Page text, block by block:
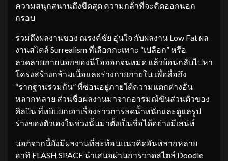
ความสนุกสนานถึงขีดสุด ความกล้าที่จะคิดออกนอก
กรอบ
รวมถึงผลงานของ ณรงค์ชัย อุ่นใจ กับผลงาน Low Fat ผล
งานสไตล์ Surrealism ที่เลือกกะเทาะ “เปลือก” หรือ
ลวดลายภายนอกของนีโอออกจนหมด แล้วย้อนกลับไปหา
โครงสร้างกล้ามเนื้อและร่างกายภายใน เพื่อสื่อถึง
“รากฐานร่วมกัน” ที่ซ่อนอยู่ภายใต้ความแตกต่างอัน
หลากหลาย ส่วนชื่อผลงานมาจากอารมณ์ขันส่วนตัวของ
ศิลปิน ที่หยิบยกเอาเรื่องราวการลดน้ำหนักและดูแลรูป
ร่างของตัวเองในช่วงนั้นมาตั้งเป็นชื่อได้อย่างมีเสน่ห์
นอกจากนี้ยังมีผลงานที่สะท้อนแนวคิดอันหลากหลาย
อาทิ FLASH SPACE นำเสนอผ่านการวาดสไตล์ Doodle